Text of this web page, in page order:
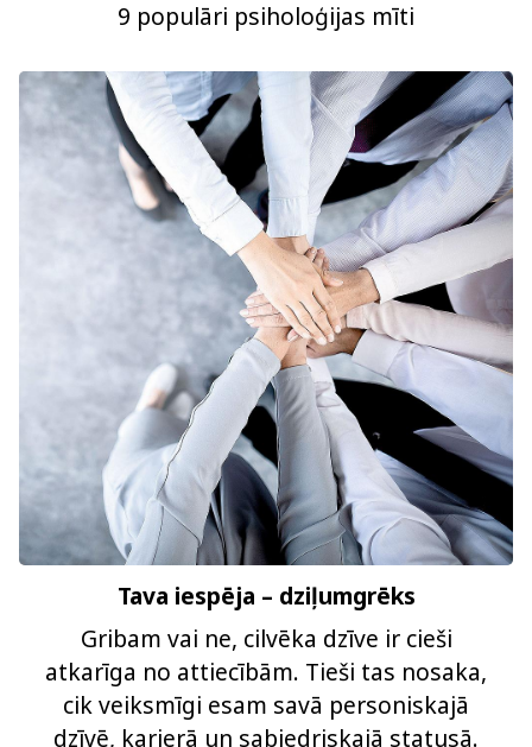
9 populāri psiholoģijas mīti
Tava iespēja – dziļumgrēks
Gribam vai ne, cilvēka dzīve ir cieši
atkarīga no attiecībām. Tieši tas nosaka,
cik veiksmīgi esam savā personiskajā
dzīvē, karjerā un sabiedriskajā statusā.